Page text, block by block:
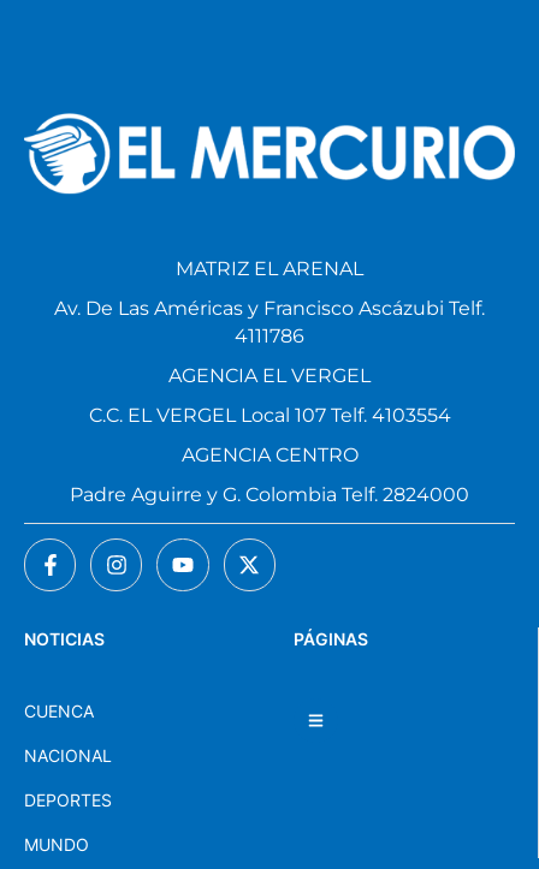
PÁGINAS
NOTICIAS
CUENCA
NACIONAL
DEPORTES
MUNDO
MATRIZ EL ARENAL
Av. De Las Américas y Francisco Ascázubi Telf.
4111786
AGENCIA EL VERGEL
C.C. EL VERGEL Local 107 Telf. 4103554
AGENCIA CENTRO
Padre Aguirre y G. Colombia Telf. 2824000